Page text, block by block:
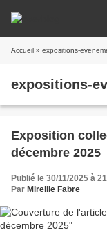
Accueil » expositions-
expositions-
Exposition
décembre 2025
Publié le 30/11/2025 à
Par Mireille Fabre